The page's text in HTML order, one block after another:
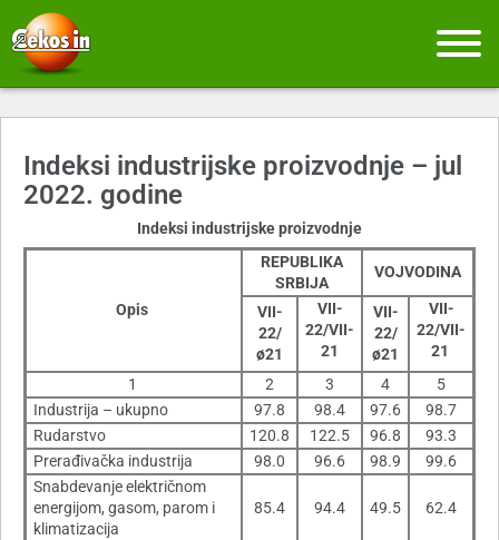
Indeksi industrijske proizvodnje – jul
2022. godine
Indeksi industrijske proizvodnje
Opis
REPUBLIKA
SRBIJA
VOJVODINA
VII-
22/
ø21
VII-
22/VII-
21
VII-
22/
ø21
VII-
22/VII-
21
1
2 3 4
5
Industrija – ukupno
97.8 98.4 97.6
98.7
Rudarstvo
120.8 122.5 96.8
93.3
Prerađivačka industrija
98.0 96.6 98.9
99.6
Snabdevanje električnom
energijom, gasom, parom i
klimatizacija
85.4 94.4 49.5 62.4